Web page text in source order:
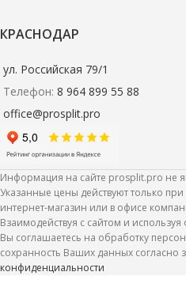
КРАСНОДАР
ул. Российская 79/1
Телефон: 8 964 899 55 88
office@prosplit.pro
Информация на сайте prosplit.pro не
Указанные цены действуют только
интернет-магазин или в офисе
Взаимодействуя с сайтом и
Вы соглашаетесь на обработку
сохранность Ваших данных согласно
конфиденциальности
Портал